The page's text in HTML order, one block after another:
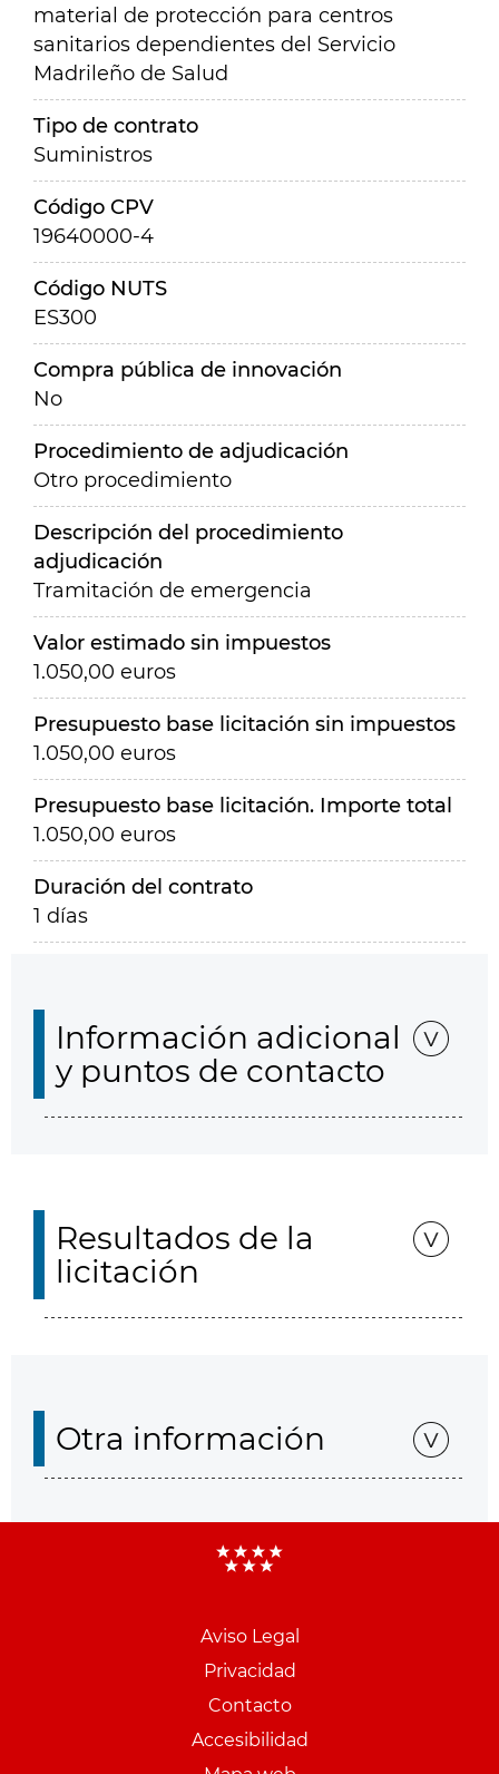
material de protección para centros
sanitarios dependientes del Servicio
Madrileño de Salud
Tipo de contrato
Suministros
Código CPV
19640000-4
Código NUTS
ES300
Compra pública de innovación
No
Procedimiento de adjudicación
Otro procedimiento
Descripción del procedimiento
adjudicación
Tramitación de emergencia
Valor estimado sin impuestos
1.050,00 euros
Presupuesto base licitación sin impuestos
1.050,00 euros
Presupuesto base licitación. Importe total
1.050,00 euros
Duración del contrato
1 días
Información adicional
y puntos de contacto
Resultados de la
licitación
Otra información
Aviso Legal
Privacidad
Contacto
Accesibilidad